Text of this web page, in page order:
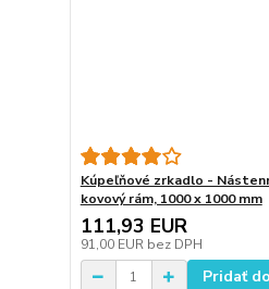
Kúpeľňové zrkadlo -
kovový rám, 1000 x 1000 mm
111,93 EUR
91,00 EUR bez DPH
Pridať